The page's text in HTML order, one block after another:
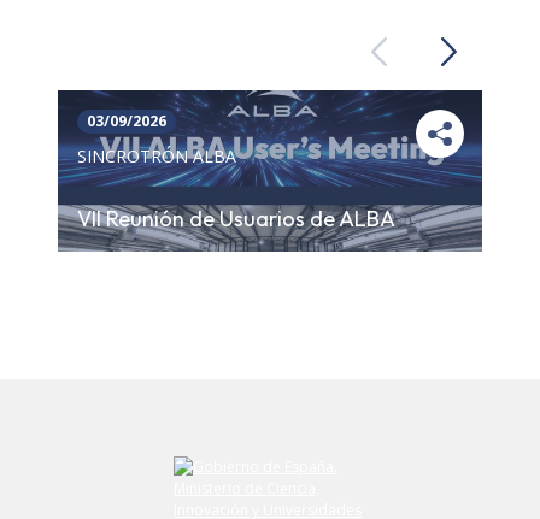
PreviousNext
03/09/2026
SINCROTRÓN ALBA
VII Reunión de Usuarios de ALBA